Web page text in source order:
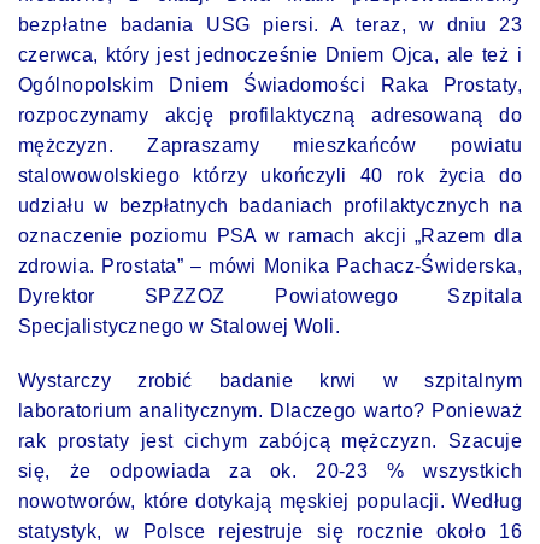
bezpłatne badania USG piersi. A teraz, w dniu 23
czerwca, który jest jednocześnie Dniem Ojca, ale też i
Ogólnopolskim Dniem Świadomości Raka Prostaty,
rozpoczynamy akcję profilaktyczną adresowaną do
mężczyzn. Zapraszamy mieszkańców powiatu
stalowowolskiego którzy ukończyli 40 rok życia do
udziału w bezpłatnych badaniach profilaktycznych na
oznaczenie poziomu PSA w ramach akcji „Razem dla
zdrowia. Prostata” – mówi Monika Pachacz-Świderska,
Dyrektor SPZZOZ Powiatowego Szpitala
Specjalistycznego w Stalowej Woli.
Wystarczy zrobić badanie krwi w szpitalnym
laboratorium analitycznym. Dlaczego warto? Ponieważ
rak prostaty jest cichym zabójcą mężczyzn. Szacuje
się, że odpowiada za ok. 20-23 % wszystkich
nowotworów, które dotykają męskiej populacji. Według
statystyk, w Polsce rejestruje się rocznie około 16